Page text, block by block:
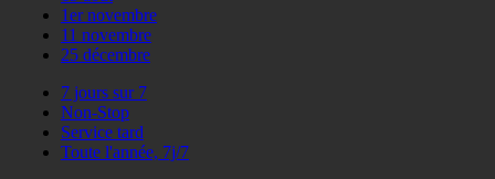
1er novembre
11 novembre
25 décembre
7 jours sur 7
Non-Stop
Service tard
Toute l'année, 7j/7